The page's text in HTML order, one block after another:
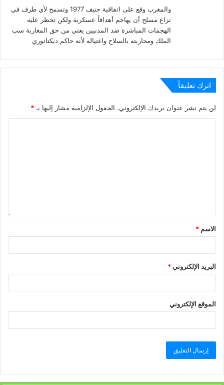
والمغرب وقع على اتفاقية جنيف 1977 وتسمح لأي طرف في
نزاع مسلح أن يهاجم أهدافاً عسكرية ولكن تحظر عليه
الهجمات المباشرة ضد المدنيين يعني من حق المغاربة سب
الملك ومحاربته بالسلاح واغتياله لأنه حاكم ديكتاتوري
اترك تعليقاً
لن يتم نشر عنوان بريدك الإلكتروني. الحقول الإلزامية مشار إليها بـ*
الاسم *
البريد الإلكتروني*
الموقع الإلكتروني